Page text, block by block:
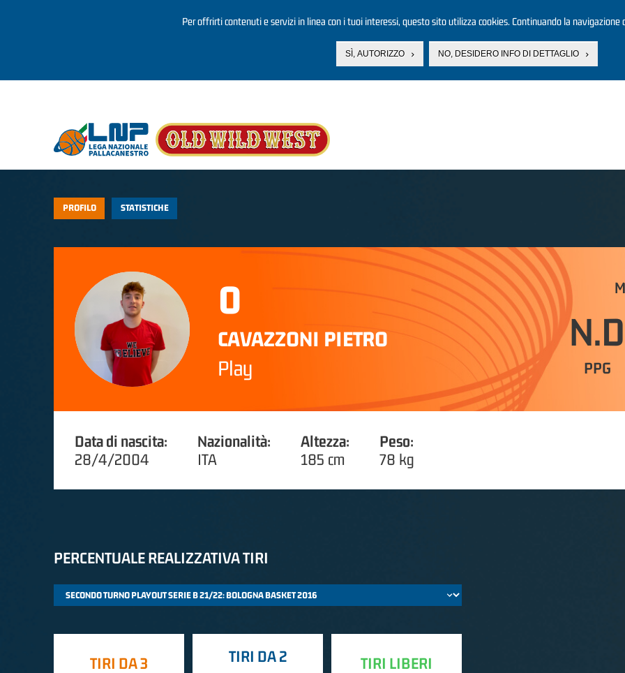
Per offrirti contenuti e servizi in linea con i tuoi interessi, questo sito utilizza cookies. Continuando la navigazione
SÌ, AUTORIZZO NO, DESIDERO INFO DI DETTAGLIO
PROFILO STATISTICHE
0
CAVAZZONI PIETRO
Play
N.D
PPG
Data di nascita:
28/4/2004
Nazionalità:
ITA
Altezza:
185 cm
Peso:
78 kg
PERCENTUALE REALIZZATIVA TIRI
TIRI DA 3 TIRI DA 2 TIRI LIBERI